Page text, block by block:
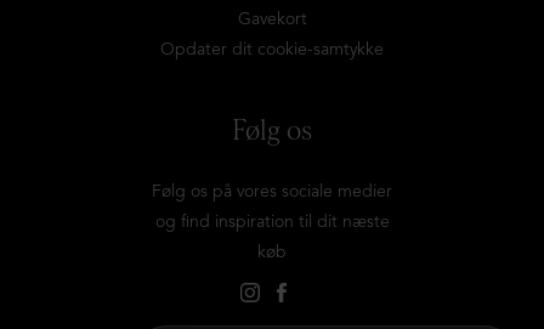
Gavekort
Opdater dit cookie-samtykke
Følg os
Følg os på vores sociale medier
og find inspiration til dit næste
køb